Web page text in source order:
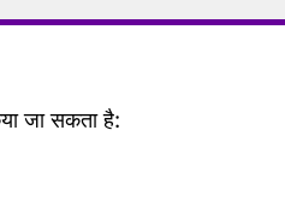
जा सकता है: